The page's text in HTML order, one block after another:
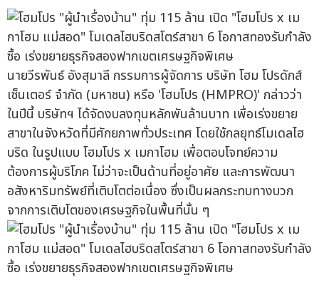
นายวีรพันธ์ อังสุมาลี กรรมการผู้จัดการ บริษัท โฮม โปรดักส์
เซ็นเตอร์ จำกัด (มหาชน) หรือ 'โฮมโปร (HMPRO)' กล่าวว่า
ในปีนี้ บริษัทฯ ได้จัดงบลงทุนหลักพันล้านบาท เพื่อเร่งขยาย
สาขาในจังหวัดที่มีศักยภาพทั่วประเทศ โดยใช้กลยุทธ์โมเดลไฮ
บริด ในรูปแบบ โฮมโปร x เมกาโฮม เพื่อตอบโจทย์ความ
ต้องการผู้บริโภค ไม่ว่าจะเป็นด้านที่อยู่อาศัย และการพัฒนา
อสังหาริมทรัพย์ที่เติบโตต่อเนื่อง ซึ่งเป็นผลกระทบทางบวก
จากการเติบโตของเศรษฐกิจในพื้นที่นั้น ๆ